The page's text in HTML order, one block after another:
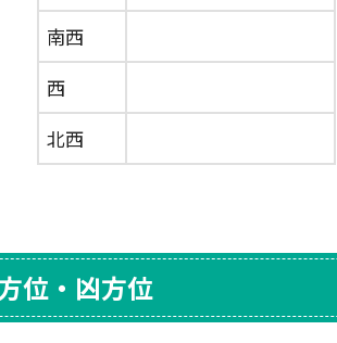
南西
西
北西
位・凶方位